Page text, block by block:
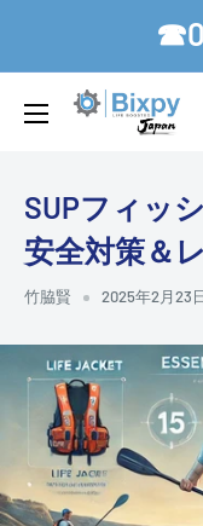
Bixpy-
SUPフィッ
安全対策＆
竹脇賢 2025年2月23